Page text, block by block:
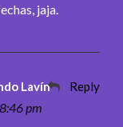
jaja.
Lavín
pm
Reply